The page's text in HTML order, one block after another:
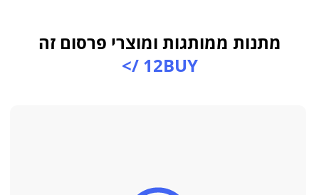
מתנות ממותגות ומוצרי פרסום זה
12BUY />